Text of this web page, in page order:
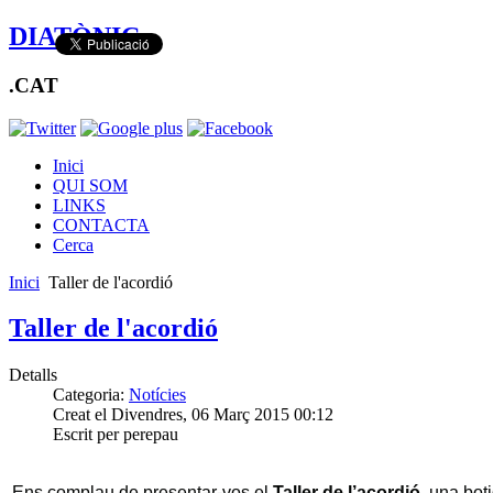
DIATÒNIC
.CAT
Inici
QUI SOM
LINKS
CONTACTA
Cerca
Inici Taller de l'acordió
Taller de l'acordió
Detalls
Categoria: Notícies
Creat el Divendres, 06 Març 2015 00:12
Escrit per perepau